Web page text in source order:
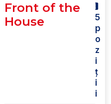
Front of the
House
(
1
5
p
o
z
i
ț
i
i
)